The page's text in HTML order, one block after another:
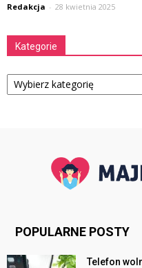
Redakcja - 28 kwietnia 2025
Kategorie
Kategorie
POPULARNE POSTY
Telefon